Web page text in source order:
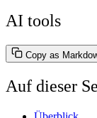
AI tools
Copy as
Auf dieser